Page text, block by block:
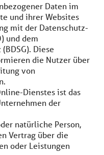
Daten im
und ihrer Websites
mit der Datenschutz-
und dem
Diese
die Nutzer über
von
Dienstes ist das
der
natürliche Person,
Vertrag über die
oder Leistungen